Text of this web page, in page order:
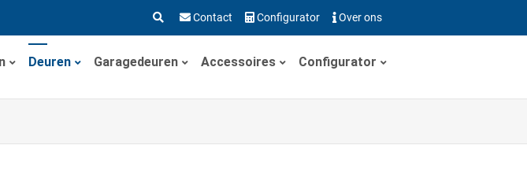
Contact Configurator Over ons
Deuren Garagedeuren Accessoires Configurator